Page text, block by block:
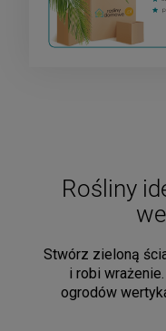
Rośliny
Stwórz zieloną
i robi
ogrodów